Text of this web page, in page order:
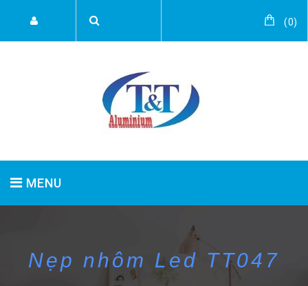
(0)
MENU
TRANG CHỦ SẢN PHẨM
Nẹp nhôm Led TT047